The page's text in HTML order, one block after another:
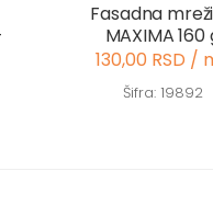
Fasadna
MAXIMA 160
130,00 RSD /
Šifra: 19892